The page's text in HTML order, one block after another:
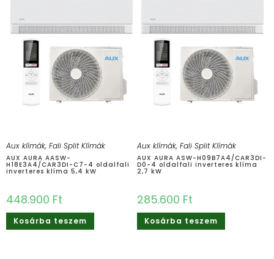
Aux klímák, Fali Split Klímák
AUX AURA AASW-
H18E3A4/CAR3DI-C7-4 oldalfali
inverteres klíma 5,4 kW
448.900 Ft
Kosárba teszem
Aux klímák, Fali Split Klímák
AUX AURA ASW-H09B7A4/CAR3DI-
D0-4 oldalfali inverteres klíma
2,7 kW
285.600 Ft
Kosárba teszem